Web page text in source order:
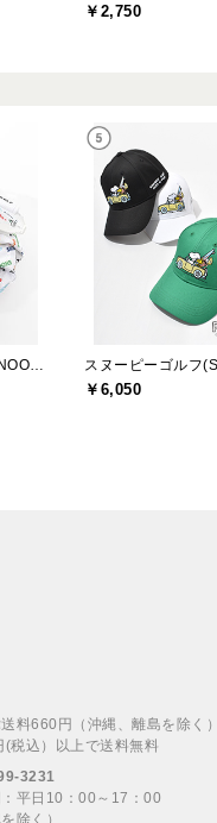
￥2,750
￥6,050
料660円（沖縄、離島を除く）
(税込）以上で送料無料
3231
平日10：00～17：00
除く）